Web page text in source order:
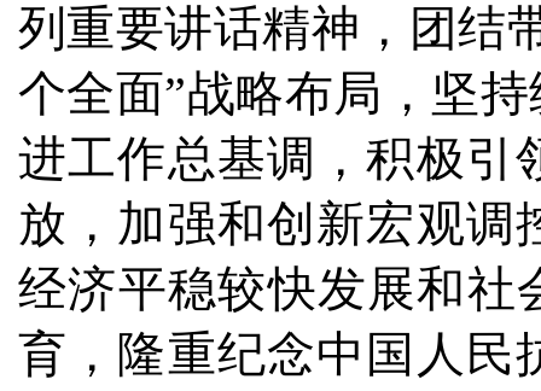
列重要讲话精神，团结
个全面”战略布局，坚
进工作总基调，积极引
放，加强和创新宏观调
经济平稳较快发展和社
育，隆重纪念中国人民